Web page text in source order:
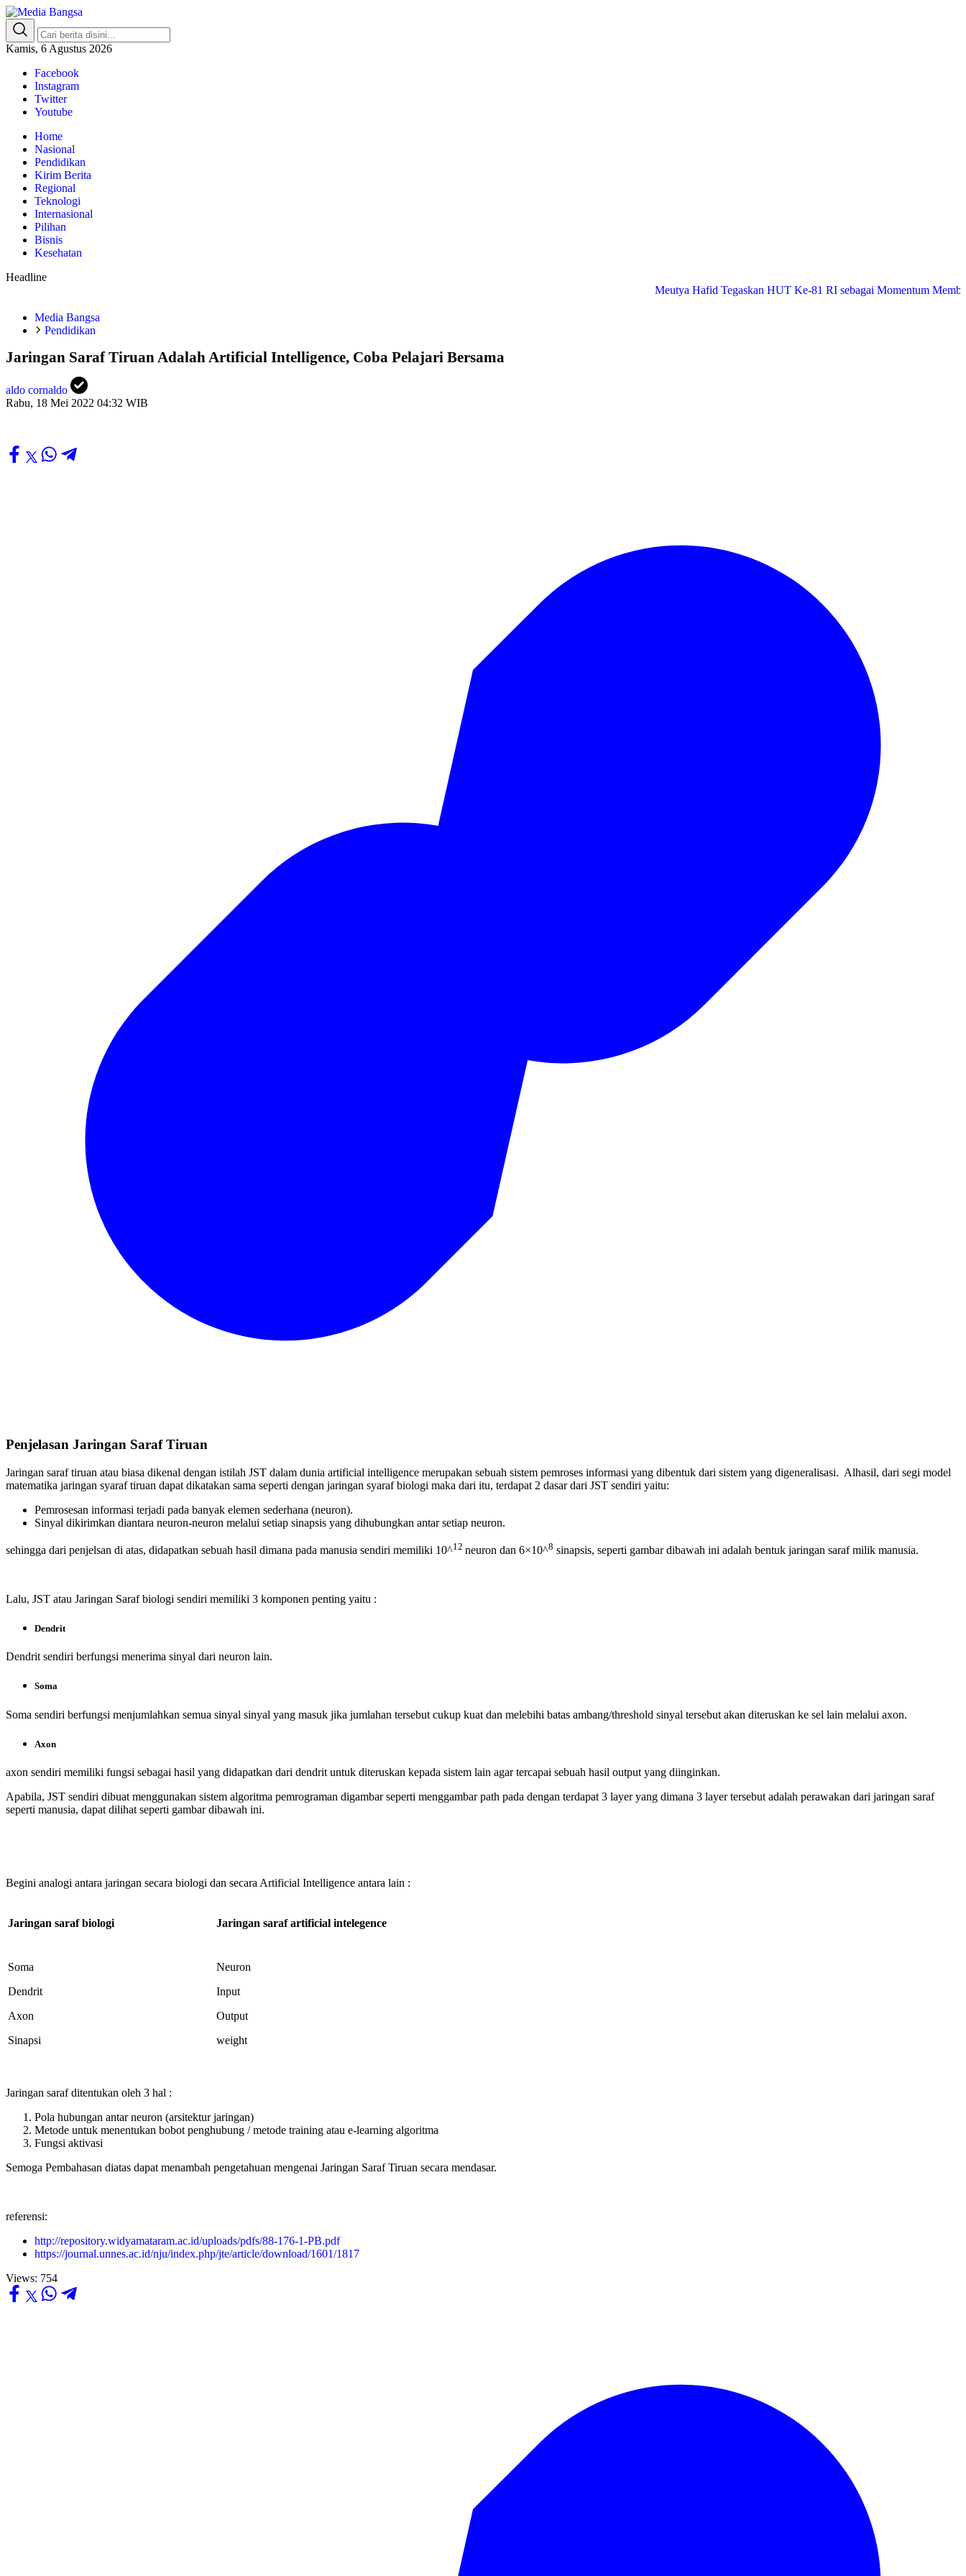
Media Bangsa
Portal Berita Nasional Terpercaya
Kamis, 6 Agustus 2026
Facebook
Instagram
Twitter
Youtube
Home
Nasional
Pendidikan
Kirim Berita
Regional
Teknologi
Internasional
Pilihan
Bisnis
Kesehatan
Headline
Meutya Hafid Tegaskan HUT Ke-81 RI sebagai Momentum Membangun
Media Bangsa
Pendidikan
Jaringan Saraf Tiruan Adalah Artificial Intelligence, Coba Pelajari Bersama
aldo cornaldo
Rabu, 18 Mei 2022 04:32 WIB
Penjelasan Jaringan Saraf Tiruan
Jaringan saraf tiruan atau biasa dikenal dengan istilah JST dalam dunia artificial intelligence merupakan sebuah sistem pemroses informasi yang dibentuk dari sistem yang digeneralisasi. Alhasil, dari segi model
matematika jaringan syaraf tiruan dapat dikatakan sama seperti dengan jaringan syaraf biologi maka dari itu, terdapat 2 dasar dari JST sendiri yaitu:
Pemrosesan informasi terjadi pada banyak elemen sederhana (neuron).
Sinyal dikirimkan diantara neuron-neuron melalui setiap sinapsis yang dihubungkan antar setiap neuron.
sehingga dari penjelsan di atas, didapatkan sebuah hasil dimana pada manusia sendiri memiliki 10^12 neuron dan 6×10^8 sinapsis, seperti gambar dibawah ini adalah bentuk jaringan saraf milik manusia.
Lalu, JST atau Jaringan Saraf biologi sendiri memiliki 3 komponen penting yaitu :
Dendrit
Dendrit sendiri berfungsi menerima sinyal dari neuron lain.
Soma
Soma sendiri berfungsi menjumlahkan semua sinyal sinyal yang masuk jika jumlahan tersebut cukup kuat dan melebihi batas ambang/threshold sinyal tersebut akan diteruskan ke sel lain melalui axon.
Axon
axon sendiri memiliki fungsi sebagai hasil yang didapatkan dari dendrit untuk diteruskan kepada sistem lain agar tercapai sebuah hasil output yang diinginkan.
Apabila, JST sendiri dibuat menggunakan sistem algoritma pemrograman digambar seperti menggambar path pada dengan terdapat 3 layer yang dimana 3 layer tersebut adalah perawakan dari jaringan saraf
seperti manusia, dapat dilihat seperti gambar dibawah ini.
Begini analogi antara jaringan secara biologi dan secara Artificial Intelligence antara lain :
Jaringan saraf biologi Jaringan saraf artificial intelegence
Soma
Dendrit
Axon
Sinapsi
Neuron
Input
Output
weight
Jaringan saraf ditentukan oleh 3 hal :
Pola hubungan antar neuron (arsitektur jaringan)
Metode untuk menentukan bobot penghubung / metode training atau e-learning algoritma
Fungsi aktivasi
Semoga Pembahasan diatas dapat menambah pengetahuan mengenai Jaringan Saraf Tiruan secara mendasar.
referensi:
http://repository.widyamataram.ac.id/uploads/pdfs/88-176-1-PB.pdf
https://journal.unnes.ac.id/nju/index.php/jte/article/download/1601/1817
Views: 754